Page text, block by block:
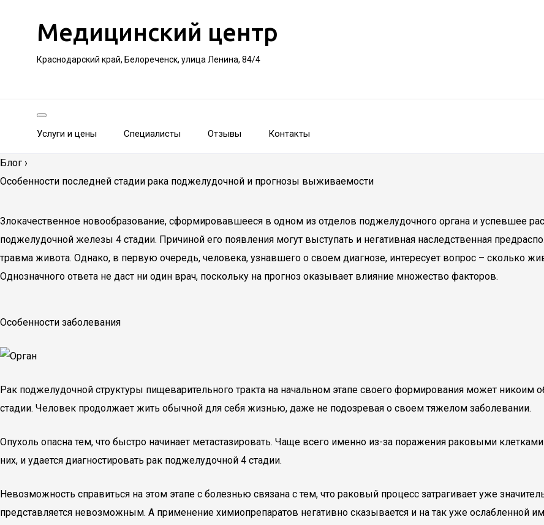
Медицинский центр
Краснодарский край, Белореченск, улица Ленина, 84/4
Услуги и цены Специалисты Отзывы Контакты
Блог ›
Особенности последней стадии рака поджелудочной и прогнозы выживаемости
Злокачественное новообразование, сформировавшееся в одном из отделов поджелудочного органа и успевшее
поджелудочной железы 4 стадии. Причиной его появления могут выступать и негативная наследственная
травма живота. Однако, в первую очередь, человека, узнавшего о своем диагнозе, интересует вопрос – сколько
Однозначного ответа не даст ни один врач, поскольку на прогноз оказывает влияние множество факторов.
Особенности заболевания
Рак поджелудочной структуры пищеварительного тракта на начальном этапе своего формирования может никоим
стадии. Человек продолжает жить обычной для себя жизнью, даже не подозревая о своем тяжелом заболевании.
Опухоль опасна тем, что быстро начинает метастазировать. Чаще всего именно из-за поражения раковыми
них, и удается диагностировать рак поджелудочной 4 стадии.
Невозможность справиться на этом этапе с болезнью связана с тем, что раковый процесс затрагивает уже
представляется невозможным. А применение химиопрепаратов негативно сказывается и на так уже ослабленной